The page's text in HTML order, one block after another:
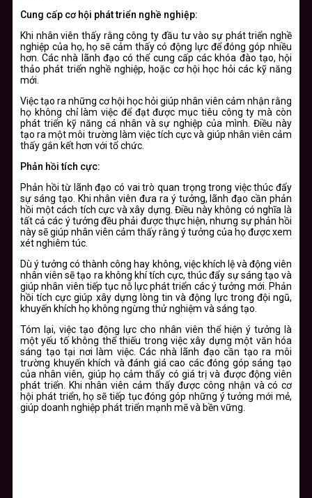
Cung cấp cơ hội phát triển nghề nghiệp:
Khi nhân viên thấy rằng công ty đầu tư vào sự phát triển nghề
nghiệp của họ, họ sẽ cảm thấy có động lực để đóng góp nhiều
hơn. Các nhà lãnh đạo có thể cung cấp các khóa đào tạo, hội
thảo phát triển nghề nghiệp, hoặc cơ hội học hỏi các kỹ năng
mới.
Việc tạo ra những cơ hội học hỏi giúp nhân viên cảm nhận rằng
họ không chỉ làm việc để đạt được mục tiêu công ty mà còn
phát triển kỹ năng cá nhân và sự nghiệp của mình. Điều này
tạo ra một môi trường làm việc tích cực và giúp nhân viên cảm
thấy gắn kết hơn với tổ chức.
Phản hồi tích cực:
Phản hồi từ lãnh đạo có vai trò quan trọng trong việc thúc đẩy
sự sáng tạo. Khi nhân viên đưa ra ý tưởng, lãnh đạo cần phản
hồi một cách tích cực và xây dựng. Điều này không có nghĩa là
tất cả các ý tưởng đều phải được thực hiện, nhưng sự phản hồi
này sẽ giúp nhân viên cảm thấy rằng ý tưởng của họ được xem
xét nghiêm túc.
Dù ý tưởng có thành công hay không, việc khích lệ và động viên
nhân viên sẽ tạo ra không khí tích cực, thúc đẩy sự sáng tạo và
giúp nhân viên tiếp tục nỗ lực phát triển các ý tưởng mới. Phản
hồi tích cực giúp xây dựng lòng tin và động lực trong đội ngũ,
khuyến khích họ không ngừng thử nghiệm và sáng tạo.
Tóm lại, việc tạo động lực cho nhân viên thể hiện ý tưởng là
một yếu tố không thể thiếu trong việc xây dựng một văn hóa
sáng tạo tại nơi làm việc. Các nhà lãnh đạo cần tạo ra môi
trường khuyến khích và đánh giá cao các đóng góp sáng tạo
của nhân viên, giúp họ cảm thấy có giá trị và được động viên
phát triển. Khi nhân viên cảm thấy được công nhận và có cơ
hội phát triển, họ sẽ tiếp tục đóng góp những ý tưởng mới mẻ,
giúp doanh nghiệp phát triển mạnh mẽ và bền vững.